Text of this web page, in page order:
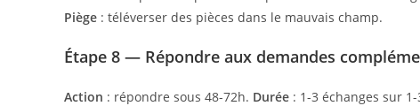
Piège : téléverser des pièces dans le mauvais champ.
Étape 8 — Répondre aux demandes
Action : répondre sous 48-72h. Durée : 1-3 échanges sur